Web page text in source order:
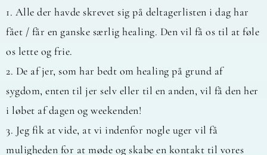
1. Alle der havde skrevet sig på deltagerlisten i dag har
fået / får en ganske særlig healing. Den vil få os til at føle
os lette og frie.
2. De af jer, som har bedt om healing på grund af
sygdom, enten til jer selv eller til en anden, vil få den her
i løbet af dagen og weekenden!
3. Jeg fik at vide, at vi indenfor nogle uger vil få
muligheden for at møde og skabe en kontakt til vores